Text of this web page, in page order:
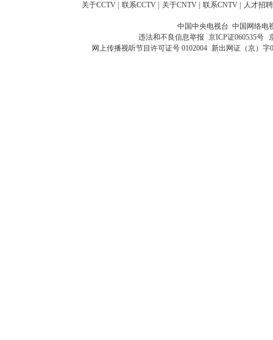
关于CCTV 联系CCTV 关于CNTV 联系CNTV 人才招聘
中国中央电视台 中国网络电
违法和不良信息举报 京ICP证060535号
网上传播视听节目许可证号 0102004 新出网证（京）